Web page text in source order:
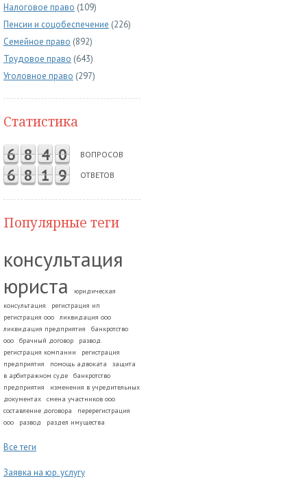
Налоговое право (109)
Пенсии и соцобеспечение (226)
Семейное право (892)
Трудовое право (643)
Уголовное право (297)
Статистика
6 8 4 0 ВОПРОСОВ
6 8 1 9 ОТВЕТОВ
Популярные теги
консультация
юриста
юридическая
консультация
регистрация ип
регистрация ооо
ликвидация ооо
ликвидация предприятия
банкротство
ооо
брачный договор
развод.
регистрация компании
регистрация
предприятия
помощь адвоката
защита
в арбитражном суде
банкротство
предприятия
изменения в учредительных
документах
смена участников ооо
составление договора
перерегистрация
ооо
развод раздел имущества
Все теги
Заявка на юр. услугу